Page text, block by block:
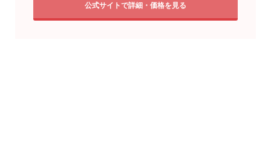
公式サイトで詳細・価格を見る